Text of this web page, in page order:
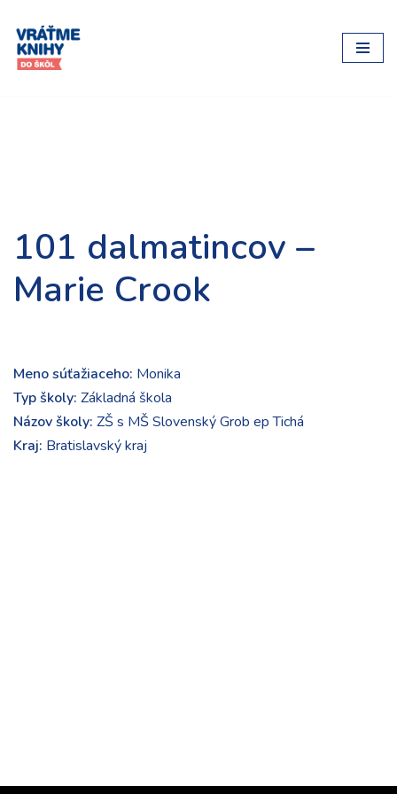
Preskočiť
na
101 dalmatincov –
Marie Crook
Meno súťažiaceho: Monika
Typ školy: Základná škola
Názov školy: ZŠ s MŠ Slovenský Grob ep Tichá
Kraj: Bratislavský kraj